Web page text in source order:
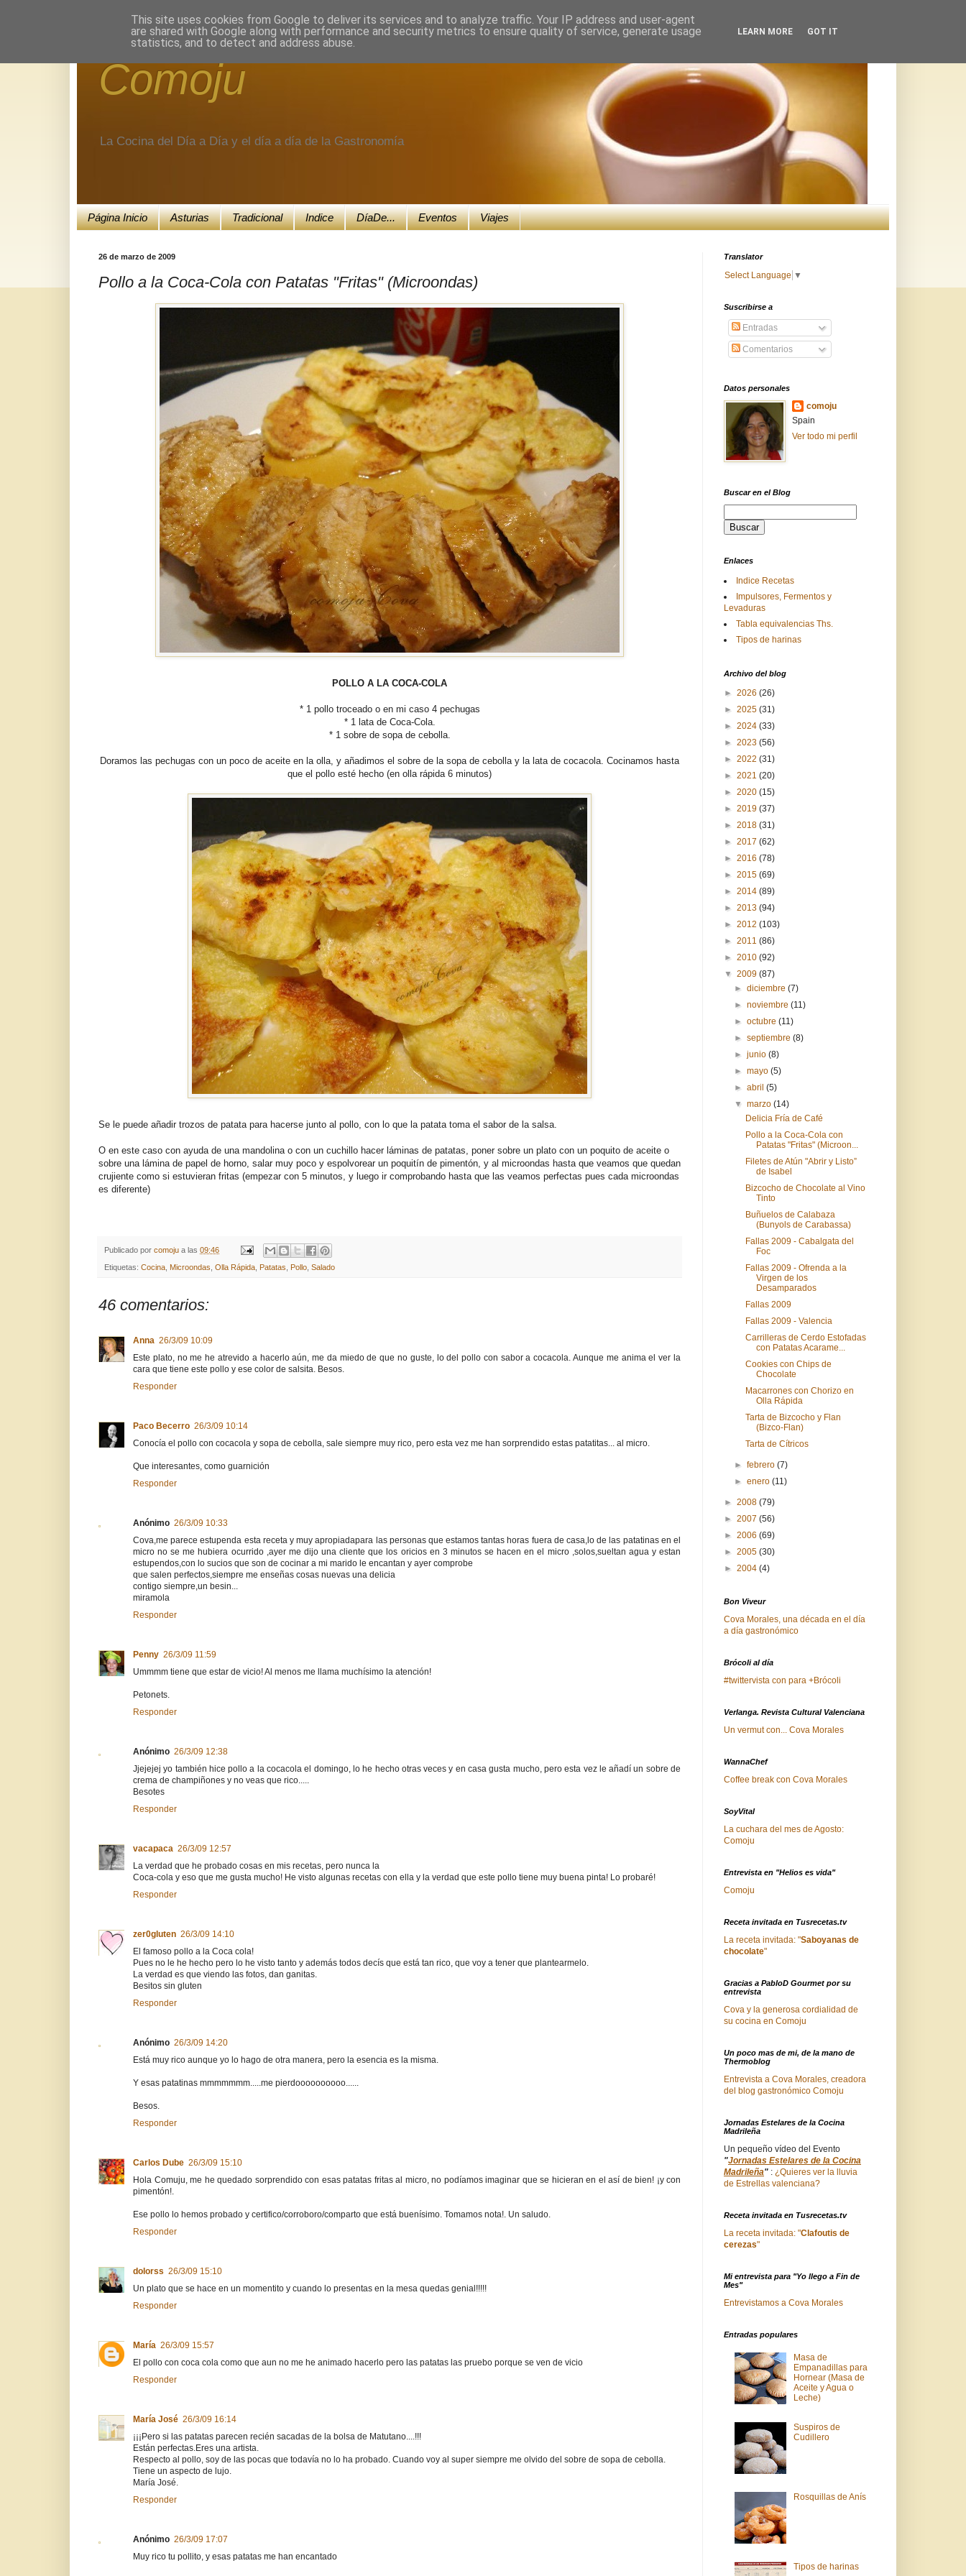
Comoju
La Cocina del Día a Día y el día a día de la Gastronomía
Página Inicio Asturias Tradicional Indice DíaDe... Eventos Viajes
26 de marzo de 2009
Pollo a la Coca-Cola con Patatas "Fritas" (Microondas)
POLLO A LA COCA-COLA
* 1 pollo troceado o en mi caso 4 pechugas
* 1 lata de Coca-Cola.
* 1 sobre de sopa de cebolla.
Doramos las pechugas con un poco de aceite en la olla, y añadimos el sobre de la sopa de cebolla y la lata de cocacola. Cocinamos hasta
que el pollo esté hecho (en olla rápida 6 minutos)
Se le puede añadir trozos de patata para hacerse junto al pollo, con lo que la patata toma el sabor de la salsa.
O en este caso con ayuda de una mandolina o con un cuchillo hacer láminas de patatas, poner sobre un plato con un poquito de aceite o
sobre una lámina de papel de horno, salar muy poco y espolvorear un poquitín de pimentón, y al microondas hasta que veamos que quedan
crujiente como si estuvieran fritas (empezar con 5 minutos, y luego ir comprobando hasta que las veamos perfectas pues cada microondas
es diferente)
Publicado por comoju a las 09:46
Etiquetas: Cocina Microondas Olla Rápida Patatas Pollo Salado
46 comentarios:
Anna 26/3/09 10:09
Este plato, no me he atrevido a hacerlo aún, me da miedo de que no guste, lo del pollo con sabor a cocacola. Aunque me anima el ver la
cara que tiene este pollo y ese color de salsita. Besos.
Responder
Paco Becerro 26/3/09 10:14
Conocía el pollo con cocacola y sopa de cebolla, sale siempre muy rico, pero esta vez me han sorprendido estas patatitas... al micro.
Que interesantes, como guarnición
Responder
Anónimo 26/3/09 10:33
Cova,me parece estupenda esta receta y muy apropiadapara las personas que estamos tantas horas fuera de casa,lo de las patatinas en el
micro no se me hubiera ocurrido ,ayer me dijo una cliente que los oricios en 3 minutos se hacen en el micro ,solos,sueltan agua y estan
estupendos,con lo sucios que son de cocinar a mi marido le encantan y ayer comprobe
que salen perfectos,siempre me enseñas cosas nuevas una delicia
contigo siempre,un besin...
miramola
Responder
Penny 26/3/09 11:59
Ummmm tiene que estar de vicio! Al menos me llama muchísimo la atención!
Petonets.
Responder
Anónimo 26/3/09 12:38
Jjejejej yo también hice pollo a la cocacola el domingo, lo he hecho otras veces y en casa gusta mucho, pero esta vez le añadí un sobre de
crema de champiñones y no veas que rico.....
Besotes
Responder
vacapaca 26/3/09 12:57
La verdad que he probado cosas en mis recetas, pero nunca la
Coca-cola y eso que me gusta mucho! He visto algunas recetas con ella y la verdad que este pollo tiene muy buena pinta! Lo probaré!
Responder
zer0gluten 26/3/09 14:10
El famoso pollo a la Coca cola!
Pues no le he hecho pero lo he visto tanto y además todos decís que está tan rico, que voy a tener que plantearmelo.
La verdad es que viendo las fotos, dan ganitas.
Besitos sin gluten
Responder
Anónimo 26/3/09 14:20
Está muy rico aunque yo lo hago de otra manera, pero la esencia es la misma.
Y esas patatinas mmmmmmm.....me pierdoooooooooo......
Besos.
Responder
Carlos Dube 26/3/09 15:10
Hola Comuju, me he quedado sorprendido con esas patatas fritas al micro, no podíamos imaginar que se hicieran en el así de bien! ¡y con
pimentón!.
Ese pollo lo hemos probado y certifico/corroboro/comparto que está buenísimo. Tomamos nota!. Un saludo.
Responder
dolorss 26/3/09 15:10
Un plato que se hace en un momentito y cuando lo presentas en la mesa quedas genial!!!!!
Responder
María 26/3/09 15:57
El pollo con coca cola como que aun no me he animado hacerlo pero las patatas las pruebo porque se ven de vicio
Responder
María José 26/3/09 16:14
¡¡¡Pero si las patatas parecen recién sacadas de la bolsa de Matutano....!!!
Están perfectas.Eres una artista.
Respecto al pollo, soy de las pocas que todavía no lo ha probado. Cuando voy al super siempre me olvido del sobre de sopa de cebolla.
Tiene un aspecto de lujo.
María José.
Responder
Anónimo 26/3/09 17:07
Muy rico tu pollito, y esas patatas me han encantado
Translator
Select Language ▼
Suscribirse a
Entradas
Comentarios
Datos personales
comoju
Spain
Ver todo mi perfil
Buscar en el Blog
Enlaces
Indice Recetas
Impulsores, Fermentos y
Levaduras
Tabla equivalencias Ths.
Tipos de harinas
Archivo del blog
► 2026 (26)
► 2025 (31)
► 2024 (33)
► 2023 (56)
► 2022 (31)
► 2021 (20)
► 2020 (15)
► 2019 (37)
► 2018 (31)
► 2017 (62)
► 2016 (78)
► 2015 (69)
► 2014 (89)
► 2013 (94)
► 2012 (103)
► 2011 (86)
► 2010 (92)
▼ 2009 (87)
►diciembre(7)
►noviembre(11)
►octubre(11)
►septiembre(8)
►junio(8)
►mayo(5)
►abril(5)
▼marzo(14)
Delicia Fría de Café
Pollo a la Coca-Cola con
Patatas "Fritas" (Microon...
Filetes de Atún "Abrir y Listo”
de Isabel
Bizcocho de Chocolate al Vino
Tinto
Buñuelos de Calabaza
(Bunyols de Carabassa)
Fallas 2009 - Cabalgata del
Foc
Fallas 2009 - Ofrenda a la
Virgen de los
Desamparados
Fallas 2009
Fallas 2009 - Valencia
Carrilleras de Cerdo Estofadas
con Patatas Acarame...
Cookies con Chips de
Chocolate
Macarrones con Chorizo en
Olla Rápida
Tarta de Bizcocho y Flan
(Bizco-Flan)
Tarta de Cítricos
►febrero(7)
►enero(11)
► 2008 (79)
► 2007 (56)
► 2006 (69)
► 2005 (30)
► 2004 (4)
Bon Viveur
Cova Morales, una década en el día
a día gastronómico
Brócoli al día
#twittervista con para +Brócoli
Verlanga. Revista Cultural Valenciana
Un vermut con... Cova Morales
WannaChef
Coffee break con Cova Morales
SoyVital
La cuchara del mes de Agosto:
Comoju
Entrevista en "Helios es vida"
Comoju
Receta invitada en Tusrecetas.tv
La receta invitada: "Saboyanas de
chocolate"
Gracias a PabloD Gourmet por su
entrevista
Cova y la generosa cordialidad de
su cocina en Comoju
Un poco mas de mi, de la mano de
Thermoblog
Entrevista a Cova Morales, creadora
del blog gastronómico Comoju
Jornadas Estelares de la Cocina
Madrileña
Un pequeño vídeo del Evento
"Jornadas Estelares de la Cocina
Madrileña" : ¿Quieres ver la lluvia
de Estrellas valenciana?
Receta invitada en Tusrecetas.tv
La receta invitada: "Clafoutis de
cerezas"
Mi entrevista para "Yo llego a Fin de
Mes"
Entrevistamos a Cova Morales
Entradas populares
Masa de
Empanadillas para
Hornear (Masa de
Aceite y Agua o
Leche)
Suspiros de
Cudillero
Rosquillas de Anís
Tipos de harinas
This site uses cookies from Google to deliver its services and to analyze traffic. Your IP address and user-agent
are shared with Google along with performance and security metrics to ensure quality of service, generate usage
statistics, and to detect and address abuse.
LEARN MORE GOT IT